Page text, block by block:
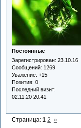
Постоянные
Зарегистрирован: 23.10.16
Сообщений: 1269
Уважение: +15
Позитив: 0
Последний визит:
02.11.20 20:41
Страница:1 2 »